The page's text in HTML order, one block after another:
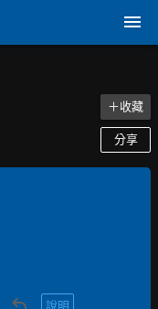
＋收藏
分享
說明